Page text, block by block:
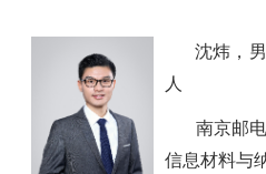
沈炜，男
人
南京邮
信息材料与